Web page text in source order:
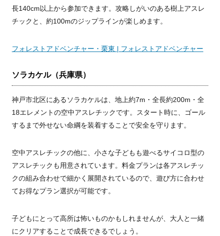
長140cm以上から参加できます。攻略しがいのある樹上アスレ
チックと、約100mのジップラインが楽しめます。
フォレストアドベンチャー・栗東 | フォレストアドベンチャー
ソラカケル（兵庫県）
神戸市北区にあるソラカケルは、地上約7m・全長約200m・全
18エレメントの空中アスレチックです。スタート時に、ゴール
するまで外せない命綱を装着することで安全を守ります。
空中アスレチックの他に、小さな子どもも遊べるサイコロ型の
アスレチックも用意されています。料金プランは各アスレチッ
クの組み合わせで細かく展開されているので、遊び方に合わせ
てお得なプラン選択が可能です。
子どもにとって高所は怖いものかもしれませんが、大人と一緒
にクリアすることで成長できるでしょう。